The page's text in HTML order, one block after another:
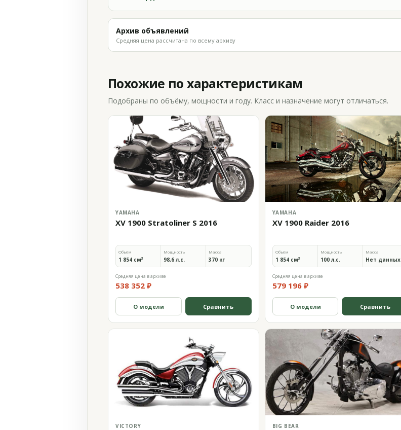
Архив объявлений
Средняя цена рассчитана по всему архиву
Похожие по характеристикам
Подобраны по объёму, мощности и году. Класс и назначение могут отличаться.
YAMAHA
XV 1900 Stratoliner S 2016
Объём
1 854 см³
Мощность
98,6 л.с.
Масса
370 кг
Средняя цена в архиве
538 352 ₽
О модели Сравнить
YAMAHA
XV 1900 Raider 2016
Объём
1 854 см³
Мощность
100 л.с.
Масса
Нет данных
Средняя цена в архиве
579 196 ₽
О модели Сравнить
VICTORY BIG BEAR